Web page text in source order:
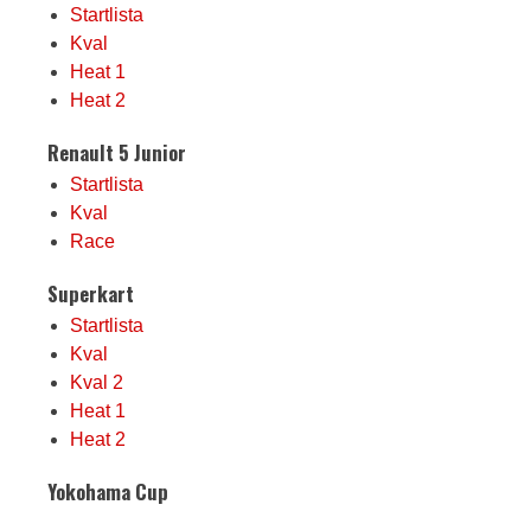
Startlista
Kval
Heat 1
Heat 2
Renault 5 Junior
Startlista
Kval
Race
Superkart
Startlista
Kval
Kval 2
Heat 1
Heat 2
Yokohama Cup